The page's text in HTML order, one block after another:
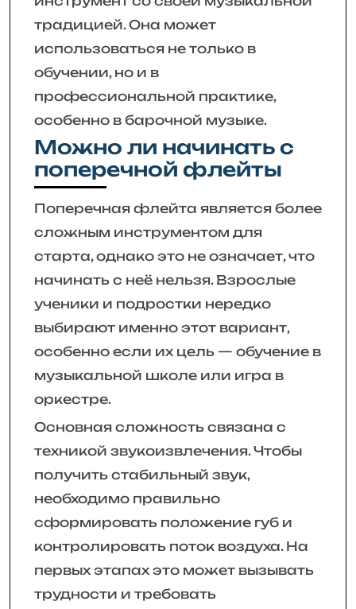
традицией. Она может
использоваться не только в
обучении, но и в
профессиональной практике,
особенно в барочной музыке.
Можно ли начинать с
поперечной флейты
Поперечная флейта является более
сложным инструментом для
старта, однако это не означает, что
начинать с неё нельзя. Взрослые
ученики и подростки нередко
выбирают именно этот вариант,
особенно если их цель — обучение в
музыкальной школе или игра в
оркестре.
Основная сложность связана с
техникой звукоизвлечения. Чтобы
получить стабильный звук,
необходимо правильно
сформировать положение губ и
контролировать поток воздуха. На
первых этапах это может вызывать
трудности и требовать